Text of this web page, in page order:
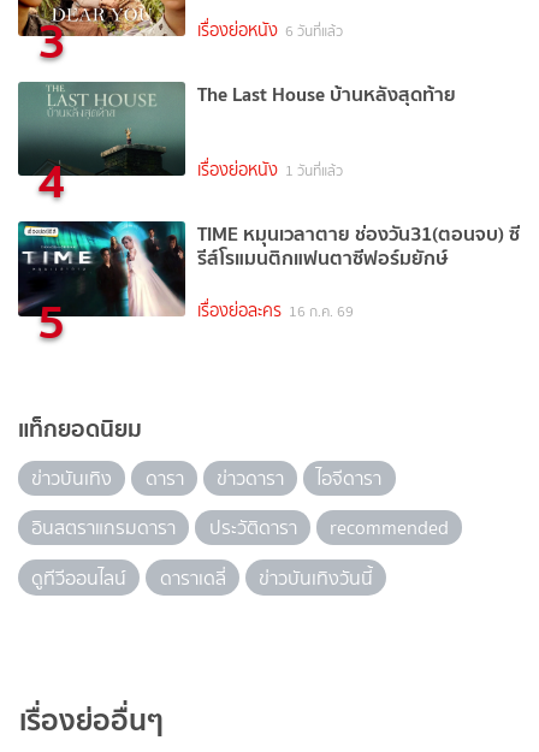
3 เรื่องย่อหนัง 6 วันที่แล้ว
4
The Last House บ้านหลังสุดท้าย
เรื่องย่อหนัง 1 วันที่แล้ว
5
TIME หมุนเวลาตาย ช่องวัน31(ตอนจบ) ซี
รีส์โรแมนติกแฟนตาซีฟอร์มยักษ์
เรื่องย่อละคร 16 ก.ค. 69
แท็กยอดนิยม
ข่าวบันเทิง ดารา ข่าวดารา
ไอจีดารา
อินสตราแกรมดารา
ประวัติดารา
recommended
ดูทีวีออนไลน์
ดาราเดลี่ ข่าวบันเทิงวันนี้
เรื่องย่ออื่นๆ